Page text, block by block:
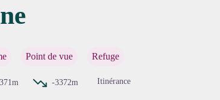
Point de vue Refuge
-3372m Itinérance